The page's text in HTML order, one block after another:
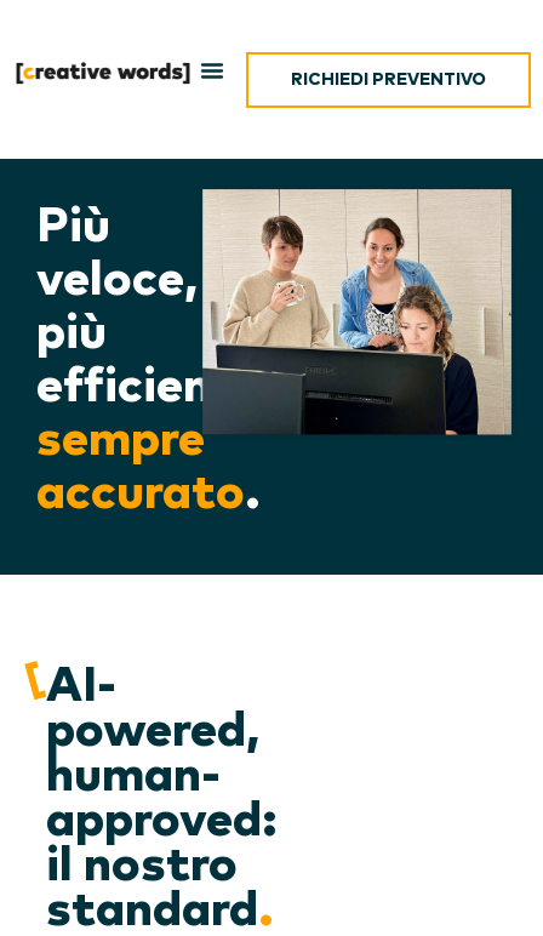
RICHIEDI PREVENTIVO
Più
veloce,
più
efficiente,
sempre
accurato.
AI-
powered,
human-
approved:
il nostro
standard .